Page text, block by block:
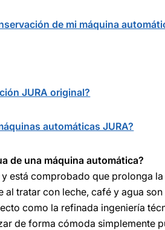
de mi máquina
JURA original?
automáticas JURA?
de una máquina automática?
está comprobado que prolonga
tratar con leche, café y agua
como la refinada ingeniería
de forma cómoda simplemente